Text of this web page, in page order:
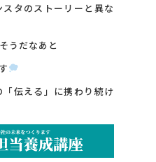
タのストーリーと異な
うだなあと
伝える」に携わり続け